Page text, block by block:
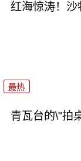
红海惊涛！沙
最热
青瓦台的\"拍